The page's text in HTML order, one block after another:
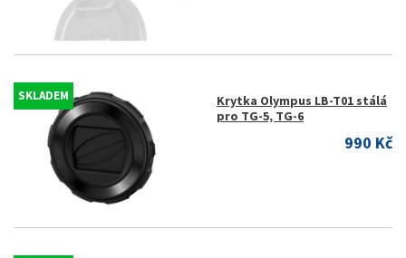
SKLADEM
Krytka Olympus LB-T01 stálá
pro TG-5, TG-6
990 Kč